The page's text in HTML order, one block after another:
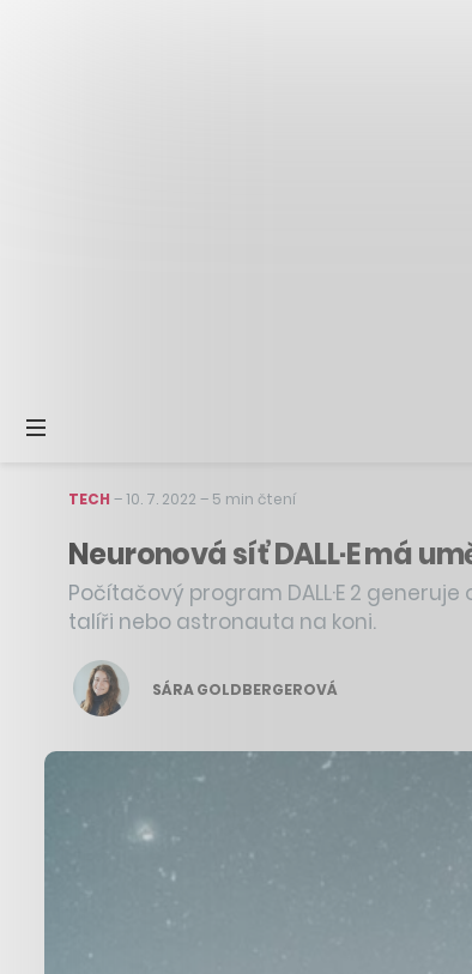
TECH –10. 7. 2022 – 5 min čtení
Neuronová síť DALL·E má
Počítačový program DALL·E 2
talíři nebo astronauta na koni.
SÁRA GOLDBERGEROVÁ